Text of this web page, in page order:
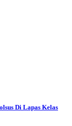
Di Lapas Kelas